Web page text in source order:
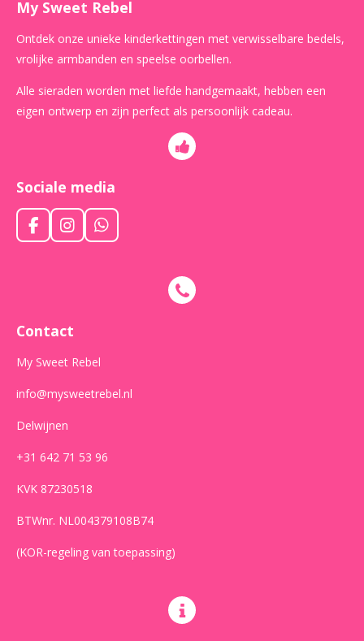
My Sweet Rebel
Ontdek onze unieke kinderkettingen met verwisselbare bedels,
vrolijke armbanden en speelse oorbellen.
Alle sieraden worden met liefde handgemaakt, hebben een
eigen ontwerp en zijn perfect als persoonlijk cadeau.
Sociale media
F
a
k
I
n
r
a
m
W
h
Contact
My Sweet Rebel
info@mysweetrebel.nl
Delwijnen
+31 642 71 53 96
KVK 87230518
BTWnr. NL004379108B74
(KOR-regeling van toepassing)